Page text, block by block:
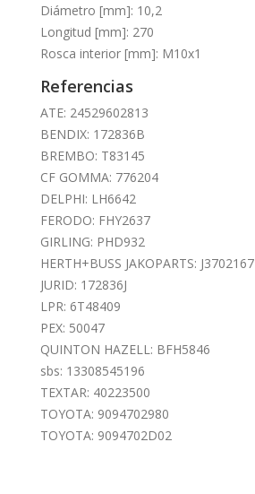
Diámetro [mm]: 10,2
Longitud [mm]: 270
Rosca interior [mm]: M10x1
Referencias
ATE: 24529602813
BENDIX: 172836B
BREMBO: T83145
CF GOMMA: 776204
DELPHI: LH6642
FERODO: FHY2637
GIRLING: PHD932
HERTH+BUSS JAKOPARTS: J3702167
JURID: 172836J
LPR: 6T48409
PEX: 50047
QUINTON HAZELL: BFH5846
sbs: 13308545196
TEXTAR: 40223500
TOYOTA: 9094702980
TOYOTA: 9094702D02